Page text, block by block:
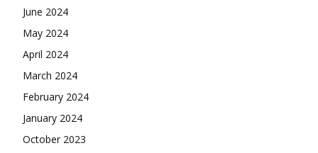
June 2024
May 2024
April 2024
March 2024
February 2024
January 2024
October 2023